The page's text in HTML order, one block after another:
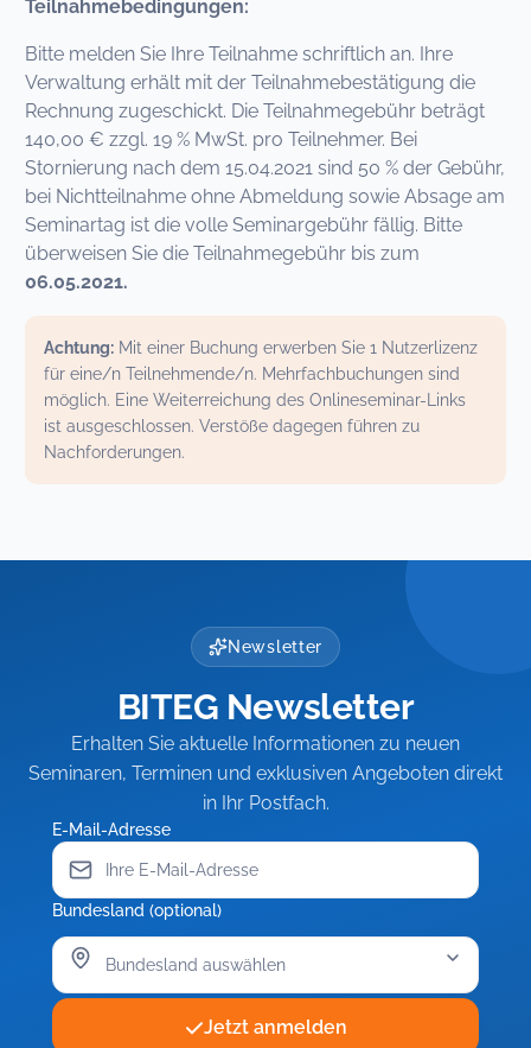
Teilnahmebedingungen:
Bitte melden Sie Ihre Teilnahme schriftlich an. Ihre
Verwaltung erhält mit der Teilnahmebestätigung die
Rechnung zugeschickt. Die Teilnahmegebühr beträgt
140,00 € zzgl. 19 % MwSt. pro Teilnehmer. Bei
Stornierung nach dem 15.04.2021 sind 50 % der Gebühr,
bei Nichtteilnahme ohne Abmeldung sowie Absage am
Seminartag ist die volle Seminargebühr fällig. Bitte
überweisen Sie die Teilnahmegebühr bis zum
06.05.2021.
Achtung: Mit einer Buchung erwerben Sie 1 Nutzerlizenz
für eine/n Teilnehmende/n. Mehrfachbuchungen sind
möglich. Eine Weiterreichung des Onlineseminar-Links
ist ausgeschlossen. Verstöße dagegen führen zu
Nachforderungen.
Newsletter
BITEG Newsletter
Erhalten Sie aktuelle Informationen zu neuen
Seminaren, Terminen und exklusiven Angeboten direkt
in Ihr Postfach.
E-Mail-Adresse
Bundesland (optional)
Jetzt anmelden